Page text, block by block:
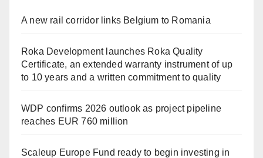
A new rail corridor links Belgium to Romania
Roka Development launches Roka Quality
Certificate, an extended warranty instrument of up
to 10 years and a written commitment to quality
WDP confirms 2026 outlook as project pipeline
reaches EUR 760 million
Scaleup Europe Fund ready to begin investing in